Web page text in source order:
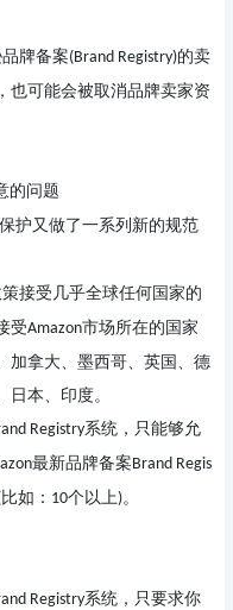
牌备案(Brand Registry)的卖
也可能会被取消品牌卖家资
的问题
护又做了一系列新的规范
接受几乎全球任何国家的
受Amazon市场所在的国家
加拿大、墨西哥、英国、德
日本、印度。
Registry系统，只能够允
最新品牌备案Brand Regis
比如： 10个以上)。
Registry系统，只要求你